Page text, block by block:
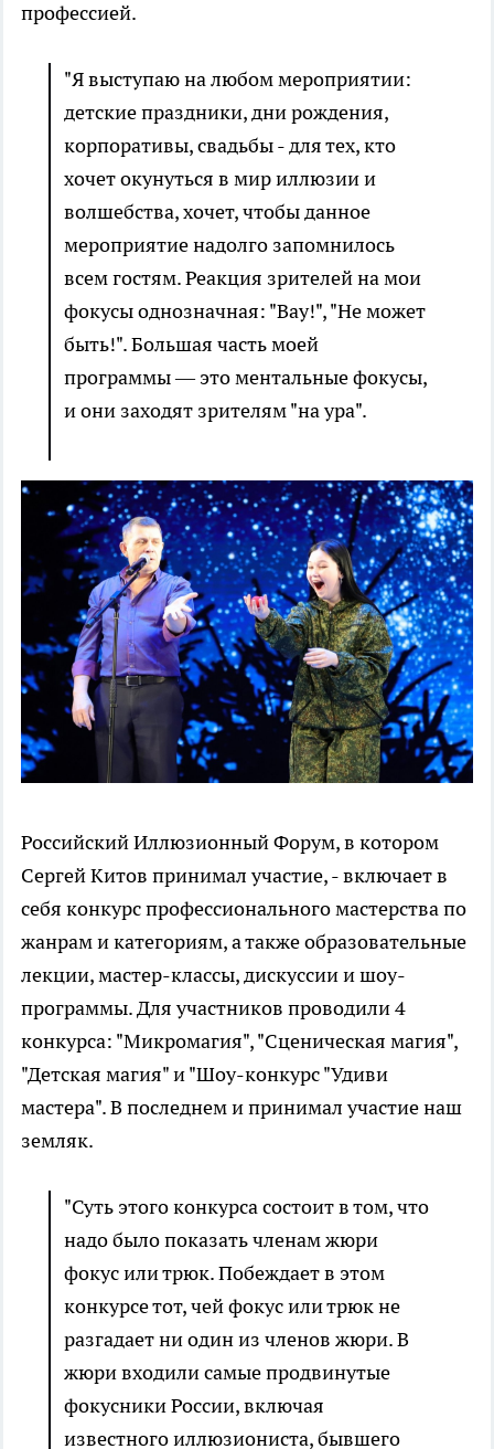
профессией.
"Я выступаю на любом мероприятии:
детские праздники, дни рождения,
корпоративы, свадьбы - для тех, кто
хочет окунуться в мир иллюзии и
волшебства, хочет, чтобы данное
мероприятие надолго запомнилось
всем гостям. Реакция зрителей на мои
фокусы однозначная: "Вау!", "Не может
быть!". Большая часть моей
программы — это ментальные фокусы,
и они заходят зрителям "на ура".
Российский Иллюзионный Форум, в котором
Сергей Китов принимал участие, - включает в
себя конкурс профессионального мастерства по
жанрам и категориям, а также образовательные
лекции, мастер-классы, дискуссии и шоу-
программы. Для участников проводили 4
конкурса: "Микромагия", "Сценическая магия",
"Детская магия" и "Шоу-конкурс "Удиви
мастера". В последнем и принимал участие наш
земляк.
"Суть этого конкурса состоит в том, что
надо было показать членам жюри
фокус или трюк. Побеждает в этом
конкурсе тот, чей фокус или трюк не
разгадает ни один из членов жюри. В
жюри входили самые продвинутые
фокусники России, включая
известного иллюзиониста, бывшего